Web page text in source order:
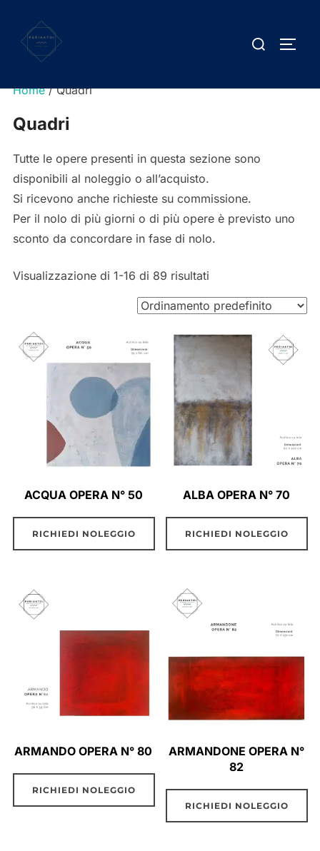
contenuto
Cerca
Home/ Quadri
Quadri
Tutte le opere presenti in questa sezione sono
disponibili al noleggio o all’acquisto.
Si ricevono anche richieste su commissione.
Per il nolo di più giorni o di più opere è previsto uno
sconto da concordare in fase di nolo.
Visualizzazione di 1-16 di 89 risultati
ACQUA OPERA N° 50
RICHIEDI NOLEGGIO
ALBA OPERA N° 70
RICHIEDI NOLEGGIO
ARMANDO OPERA N° 80
RICHIEDI NOLEGGIO
ARMANDONE OPERA N°
82
RICHIEDI NOLEGGIO